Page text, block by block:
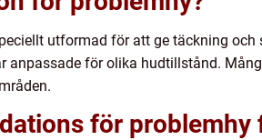
utformad för att ge täckning
för olika hudtillstånd.
för problemhy